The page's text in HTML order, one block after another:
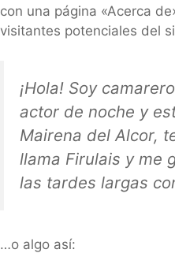
con una página «Acerca
visitantes potenciales del
¡Hola! Soy
actor de noche y
Mairena del Alcor,
llama Firulais y me
las tardes largas
…o algo así: